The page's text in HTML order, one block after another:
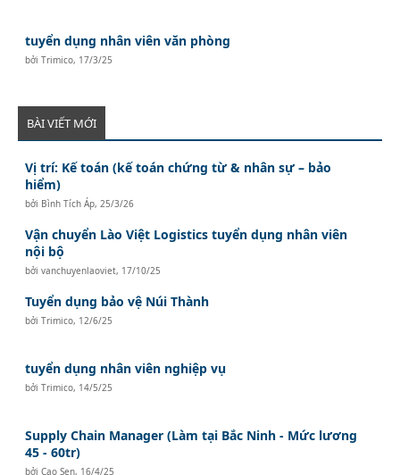
tuyển dụng nhân viên văn phòng
bởiTrimico, 17/3/25
BÀI VIẾT MỚI
Vị trí: Kế toán (kế toán chứng từ & nhân sự – bảo
hiểm)
bởi Bình Tích Áp, 25/3/26
Vận chuyển Lào Việt Logistics tuyển dụng nhân viên
nội bộ
bởivanchuyenlaoviet, 17/10/25
Tuyển dụng bảo vệ Núi Thành
bởiTrimico, 12/6/25
tuyển dụng nhân viên nghiệp vụ
bởiTrimico, 14/5/25
Supply Chain Manager (Làm tại Bắc Ninh - Mức lương
45 - 60tr)
bởiCao Sen, 16/4/25